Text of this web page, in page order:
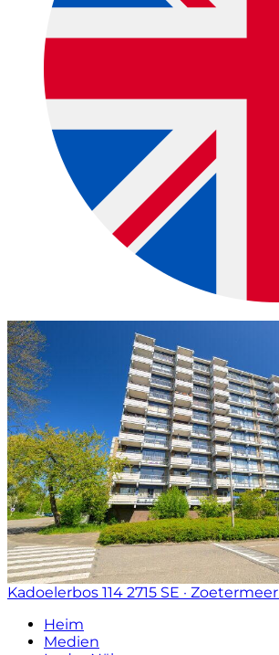
Kadoelerbos 114 2715 SE · Zoetermeer
Heim
Medien